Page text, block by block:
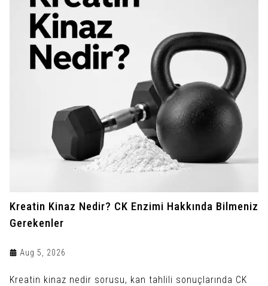
Kreatin Kinaz Nedir? CK Enzimi Hakkında Bilmeniz
Gerekenler
Aug 5, 2026
Kreatin kinaz nedir sorusu, kan tahlili sonuçlarında CK